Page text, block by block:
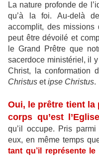
La nature profonde de
qu’à la foi. Au-delà
accomplit, des missions
peut être dévoilé et
le Grand Prêtre que
sacerdoce ministériel, il
Christ, la conformation
Christus etipse Christus.
Oui, le prêtre tient la
corps qu’est
qu’il occupe. Pris
eux, en même temps
tant qu’il représente